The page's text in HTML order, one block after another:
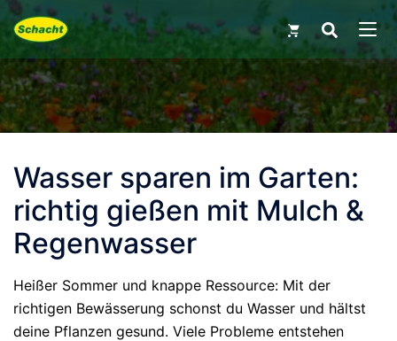
Skip
content
for:
Wasser sparen im Garten:
richtig gießen mit Mulch &
Regenwasser
Heißer Sommer und knappe Ressource: Mit der
richtigen Bewässerung schonst du Wasser und hältst
deine Pflanzen gesund. Viele Probleme entstehen